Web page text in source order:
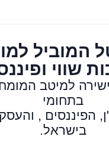
המוביל
שווי
למיטב
בתחומי
הפיננסים ,
בישראל.